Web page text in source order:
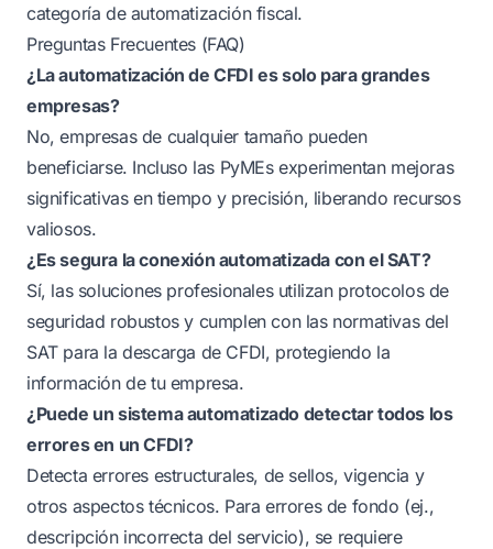
categoría de automatización fiscal.
Preguntas Frecuentes (FAQ)
¿La automatización de CFDI es solo para grandes
empresas?
No, empresas de cualquier tamaño pueden
beneficiarse. Incluso las PyMEs experimentan mejoras
significativas en tiempo y precisión, liberando recursos
valiosos.
¿Es segura la conexión automatizada con el SAT?
Sí, las soluciones profesionales utilizan protocolos de
seguridad robustos y cumplen con las normativas del
SAT para la descarga de CFDI, protegiendo la
información de tu empresa.
¿Puede un sistema automatizado detectar todos los
errores en un CFDI?
Detecta errores estructurales, de sellos, vigencia y
otros aspectos técnicos. Para errores de fondo (ej.,
descripción incorrecta del servicio), se requiere